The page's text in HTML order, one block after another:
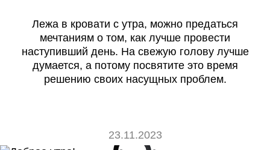
Лежа в кровати с утра, можно предаться
мечтаниям о том, как лучше провести
наступивший день. На свежую голову лучше
думается, а потому посвятите это время
решению своих насущных проблем.
23.11.2023